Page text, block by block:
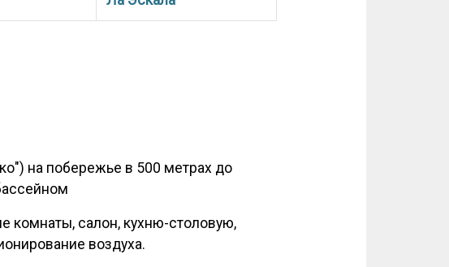
на побережье в 500 метрах до
комнаты, салон, кухню-столовую,
воздуха.